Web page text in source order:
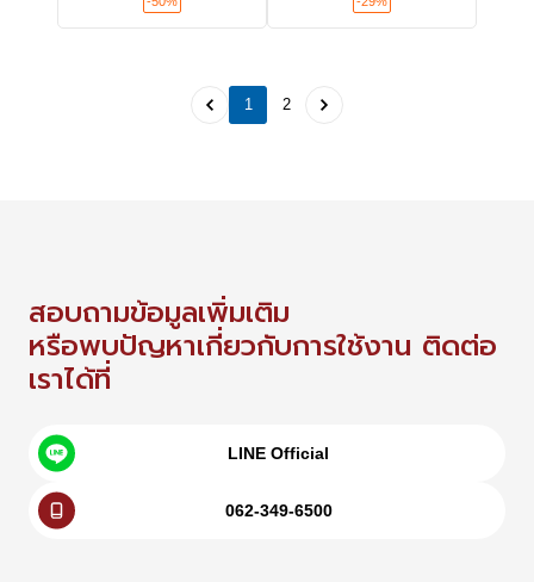
1 2
สอบถามข้อมูลเพิ่มเติม
หรือพบปัญหาเกี่ยวกับการใช้งาน ติดต่อ
เราได้ที่
LINE Official
062-349-6500